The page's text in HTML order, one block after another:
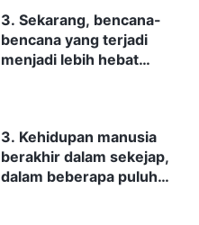
3. Sekarang, bencana-
bencana yang terjadi
menjadi lebih hebat
bahwa malapetaka besar
pada akhir zaman yang
dinubuatkan di dalam
3. Kehidupan manusia
berakhir dalam sekejap,
dalam beberapa puluh